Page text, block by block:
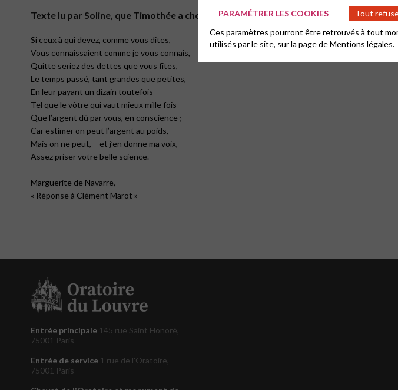
Texte lu par Soline, que Timothée a choisie d’avoir comme marraine :
Si ceux à qui devez, comme vous dites,
Vous connaissaient comme je vous connais,
Quitte seriez des dettes que vous fîtes,
Le temps passé, tant grandes que petites,
En leur payant un dizain toutefois
Tel que le vôtre qui vaut mieux mille fois
Que l’argent dû par vous, en conscience ;
Car estimer on peut l’argent au poids,
Mais on ne peut, – et j’en donne ma voix, –
Assez priser votre belle science.
Marguerite de Navarre,
« Réponse à Clément Marot »
Entrée principale 145 rue Saint Honoré,
75001 Paris
Entrée de service 1 rue de l'Oratoire,
75001 Paris
PARAMÉTRER LES COOKIES
Tout
Ces paramètres pourront être retrouvés à tout
utilisés par le site, sur la page deMentions légales.